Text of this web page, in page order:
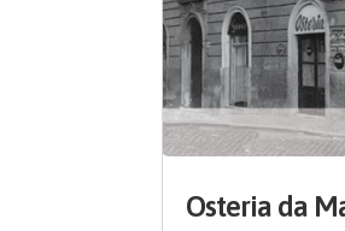
Osteria da